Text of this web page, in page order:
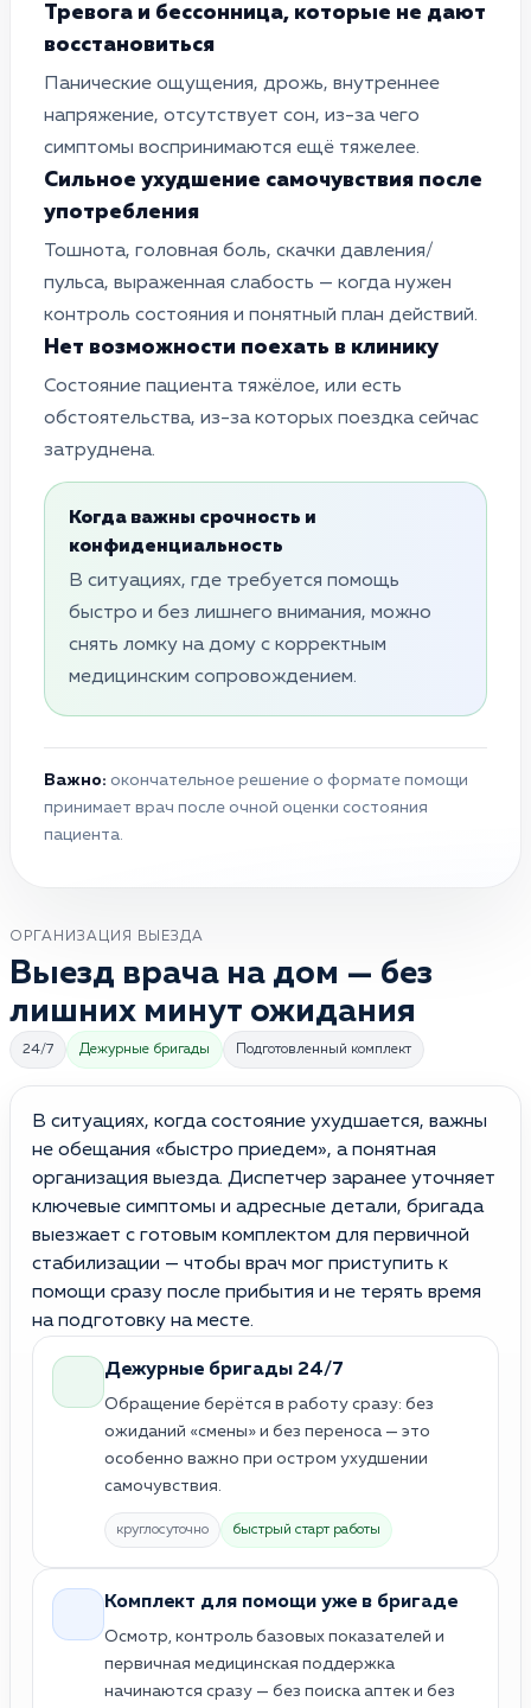
Тревога и бессонница, которые не дают
восстановиться
Панические ощущения, дрожь, внутреннее
напряжение, отсутствует сон, из-за чего
симптомы воспринимаются ещё тяжелее.
Сильное ухудшение самочувствия после
употребления
Тошнота, головная боль, скачки давления/
пульса, выраженная слабость — когда нужен
контроль состояния и понятный план действий.
Нет возможности поехать в клинику
Cостояние пациента тяжёлое, или есть
обстоятельства, из-за которых поездка сейчас
затруднена.
Когда важны срочность и
конфиденциальность
В ситуациях, где требуется помощь
быстро и без лишнего внимания, можно
снять ломку на дому с корректным
медицинским сопровождением.
Важно: окончательное решение о формате помощи
принимает врач после очной оценки состояния
пациента.
ОРГАНИЗАЦИЯ ВЫЕЗДА
Выезд врача на дом — без
лишних минут ожидания
24/7 Дежурные бригады Подготовленный комплект
В ситуациях, когда состояние ухудшается, важны
не обещания «быстро приедем», а понятная
организация выезда. Диспетчер заранее уточняет
ключевые симптомы и адресные детали, бригада
выезжает с готовым комплектом для первичной
стабилизации — чтобы врач мог приступить к
помощи сразу после прибытия и не терять время
на подготовку на месте.
Дежурные бригады 24/7
Обращение берётся в работу сразу: без
ожиданий «смены» и без переноса — это
особенно важно при остром ухудшении
самочувствия.
круглосуточно быстрый старт работы
Комплект для помощи уже в бригаде
Осмотр, контроль базовых показателей и
первичная медицинская поддержка
начинаются сразу — без поиска аптек и без